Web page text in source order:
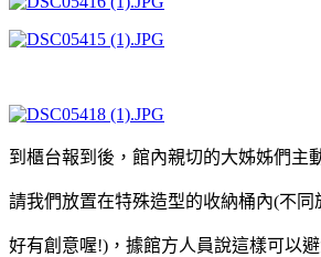
到櫃台報到後，館內親切的大姊姊們主
請我們放置在特殊造型的收納桶內(不
好有創意喔!)，據館方人員說這樣可以